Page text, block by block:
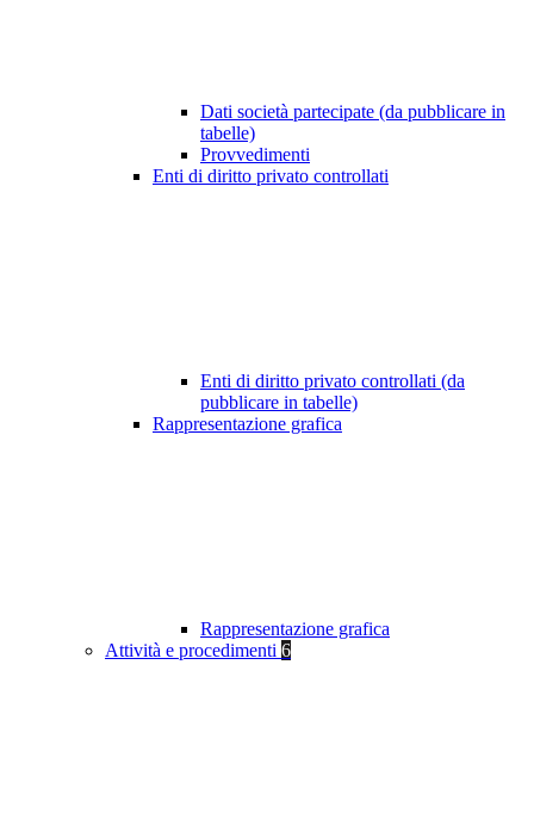
Dati società partecipate (da pubblicare in
tabelle)
Provvedimenti
Enti di diritto privato controllati
Enti di diritto privato controllati (da
pubblicare in tabelle)
Rappresentazione grafica
Rappresentazione grafica
Attività e procedimenti 6